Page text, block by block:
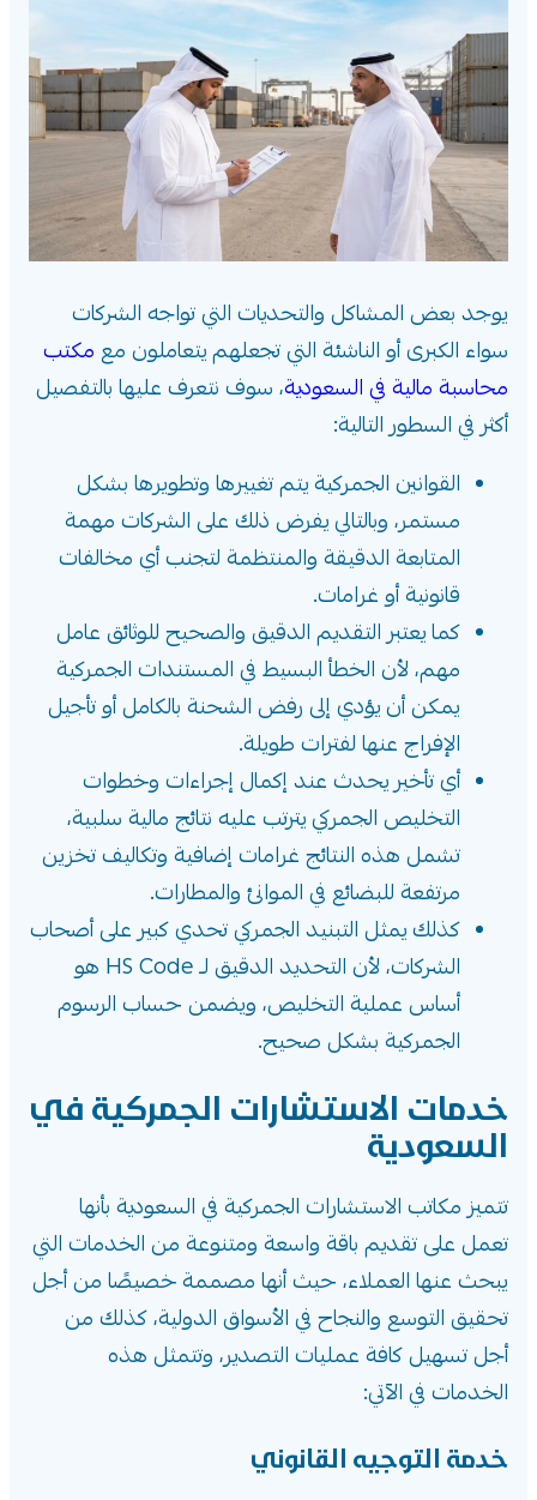
يوجد بعض المشاكل والتحديات التي تواجه الشركات
سواء الكبرى أو الناشئة التي تجعلهم يتعاملون مع مكتب
محاسبة مالية في السعودية، سوف نتعرف عليها بالتفصيل
أكثر في السطور التالية:
القوانين الجمركية يتم تغييرها وتطويرها بشكل
مستمر، وبالتالي يفرض ذلك على الشركات مهمة
المتابعة الدقيقة والمنتظمة لتجنب أي مخالفات
قانونية أو غرامات.
كما يعتبر التقديم الدقيق والصحيح للوثائق عامل
مهم، لأن الخطأ البسيط في المستندات الجمركية
يمكن أن يؤدي إلى رفض الشحنة بالكامل أو تأجيل
الإفراج عنها لفترات طويلة.
أي تأخير يحدث عند إكمال إجراءات وخطوات
التخليص الجمركي يترتب عليه نتائج مالية سلبية،
تشمل هذه النتائج غرامات إضافية وتكاليف تخزين
مرتفعة للبضائع في الموانئ والمطارات.
كذلك يمثل التبنيد الجمركي تحدي كبير على أصحاب
الشركات، لأن التحديد الدقيق لـ HS Code هو
أساس عملية التخليص، ويضمن حساب الرسوم
الجمركية بشكل صحيح.
خدمات الاستشارات الجمركية في
السعودية
تتميزمكاتب الاستشارات الجمركية في السعودية بأنها
تعمل على تقديم باقة واسعة ومتنوعة من الخدمات التي
يبحث عنها العملاء، حيث أنها مصممة خصيصًا من أجل
تحقيق التوسع والنجاح في الأسواق الدولية، كذلك من
أجل تسهيل كافة عمليات التصدير، وتتمثل هذه
الخدمات في الآتي:
خدمة التوجيه القانوني